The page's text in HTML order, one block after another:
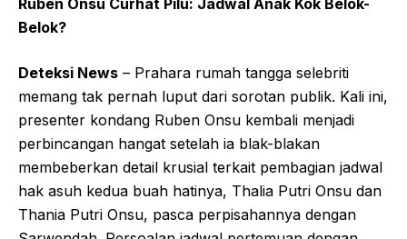
Ruben Onsu Curhat Pilu: Jadwal Anak Kok Belok-
Belok?
Deteksi News – Prahara rumah tangga selebriti
memang tak pernah luput dari sorotan publik. Kali ini,
presenter kondang Ruben Onsu kembali menjadi
perbincangan hangat setelah ia blak-blakan
membeberkan detail krusial terkait pembagian jadwal
hak asuh kedua buah hatinya, Thalia Putri Onsu dan
Thania Putri Onsu, pasca perpisahannya dengan